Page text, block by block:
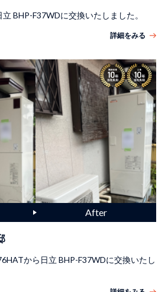
BHP-F37WDに交換いたしました。
詳細をみる
から日立 BHP-F37WDに交換いたし